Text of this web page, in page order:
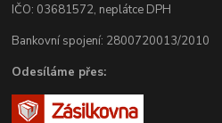
IČO: 03681572, neplátce DPH
Bankovní spojení: 2800720013/2010
Odesíláme přes: